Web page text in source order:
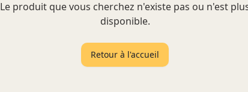
Le produit que vous cherchez n'existe pas ou n'est
disponible.
Retour à l'accueil